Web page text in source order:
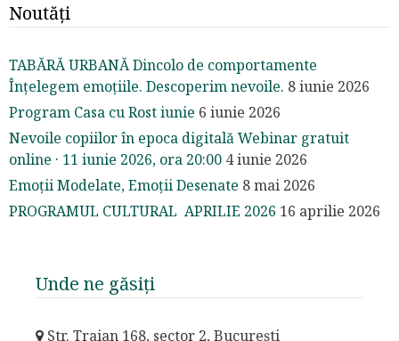
Noutăți
TABĂRĂ URBANĂ Dincolo de comportamente
Înțelegem emoțiile. Descoperim nevoile. 8 iunie 2026
Program Casa cu Rost iunie 6 iunie 2026
Nevoile copiilor în epoca digitală Webinar gratuit
online · 11 iunie 2026, ora 20:00 4 iunie 2026
Emoții Modelate, Emoții Desenate 8 mai 2026
PROGRAMUL CULTURAL APRILIE 2026 16 aprilie 2026
Unde ne găsiți
Str. Traian 168, sector 2, București